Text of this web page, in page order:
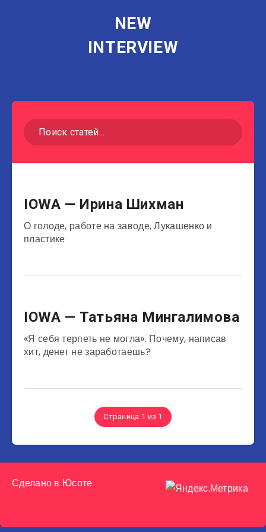
NEW
INTERVIEW
Музыканты
IOWA — Ирина Шихман
О голоде, работе на заводе, Лукашенко и
пластике
Музыканты
IOWA — Татьяна Мингалимова
«Я себя терпеть не могла». Почему, написав
хит, денег не заработаешь?
Страница 1 из 1
Сделано в Юсоте